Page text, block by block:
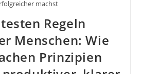
machst
Regeln
Menschen: Wie
Prinzipien